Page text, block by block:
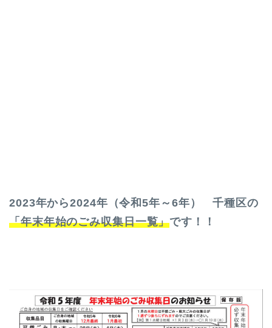
2023年から2024年（令和5年～6年） 千種区の
「年末年始のごみ収集日一覧」です！！